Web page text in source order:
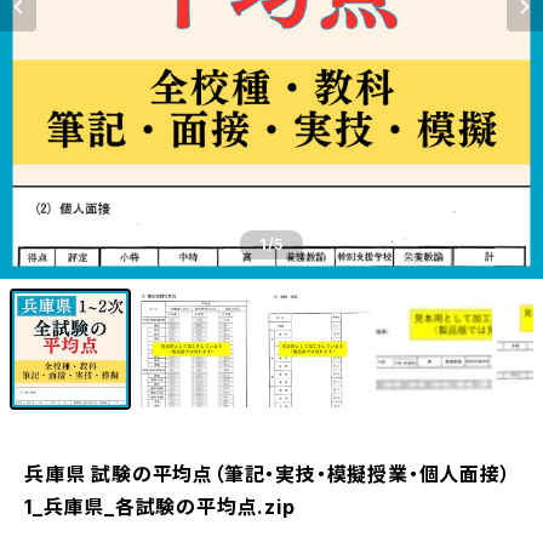
1/5
兵庫県 試験の平均点（筆記・実技・模擬授業・個人面接）
1_兵庫県_各試験の平均点.zip